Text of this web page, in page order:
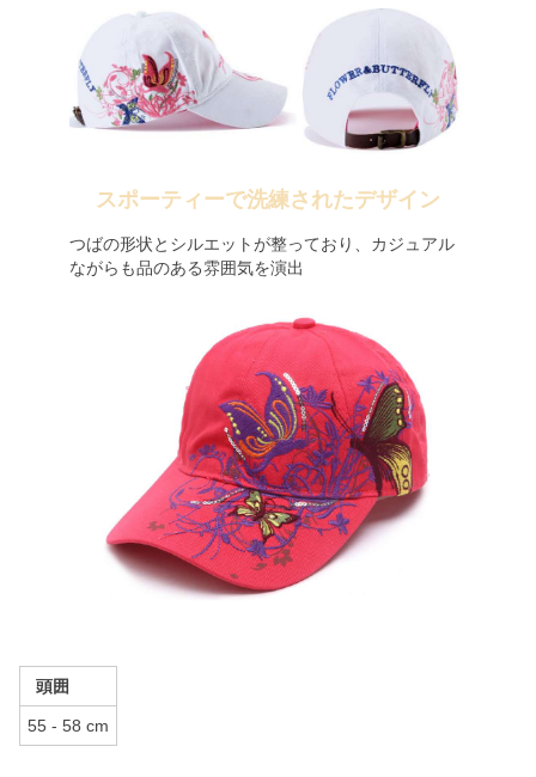
スポーティーで洗練されたデザイン
つばの形状とシルエットが整っており、カジュアル
ながらも品のある雰囲気を演出
頭囲
55 - 58 cm